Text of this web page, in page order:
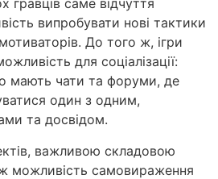
гравців саме відчуття
випробувати нові тактики
До того ж, ігри
для соціалізації:
мають чати та форуми, де
один з одним,
та досвідом.
важливою складовою
можливість самовираження